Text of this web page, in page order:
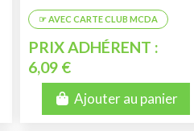
PRIX ADHÉRENT :
6,09 €
Ajouter au panier